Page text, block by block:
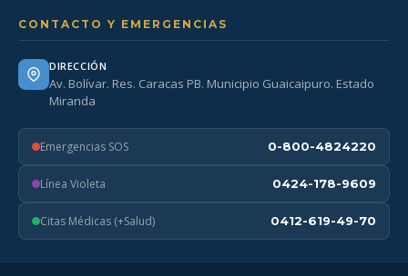
CONTACTO Y EMERGENCIAS
DIRECCIÓN
Av. Bolívar. Res. Caracas PB. Municipio Guaicaipuro. Estado
Miranda
Emergencias SOS 0-800-4824220
Línea Violeta 0424-178-9609
Citas Médicas (+Salud) 0412-619-49-70